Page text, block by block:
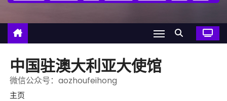
中国驻澳大利亚大使馆
微信公众号：aozhoufeihong
主页